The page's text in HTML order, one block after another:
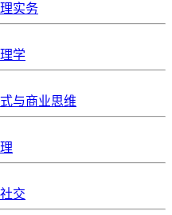
实务
学
与商业思维
交